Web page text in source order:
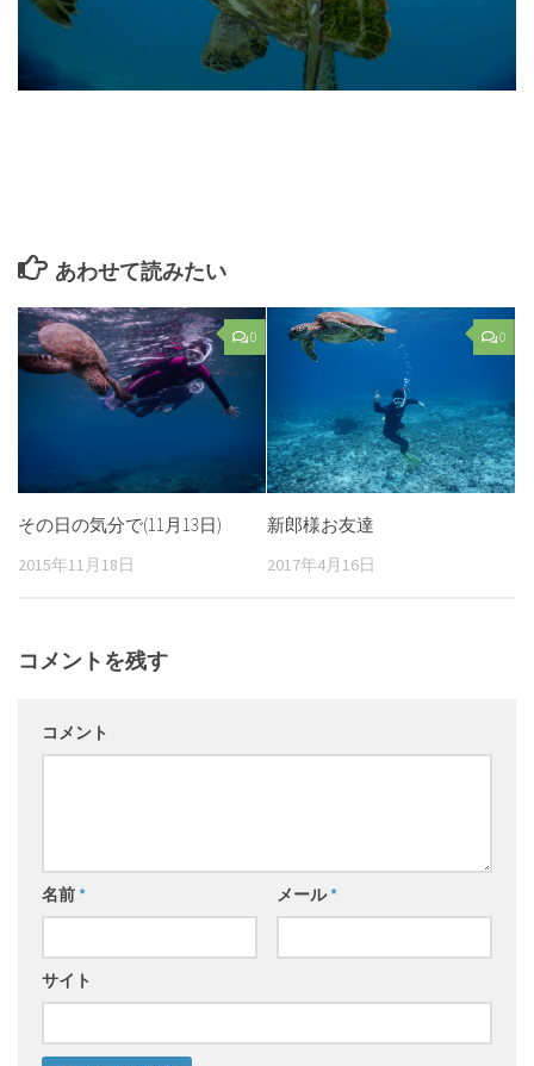
あわせて読みたい
0
その日の気分で(11月13日)
2015年11月18日
0
新郎様お友達
2017年4月16日
コメントを残す
コメント
名前* メール*
サイト